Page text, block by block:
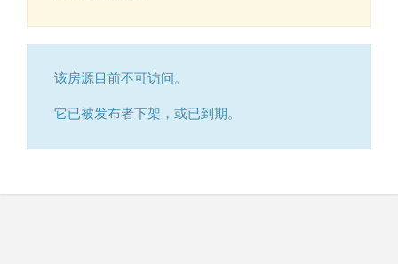
该房源目前不可访问。
它已被发布者下架，或已到期。